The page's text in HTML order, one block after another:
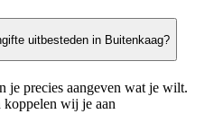
uitbesteden in Buitenkaag?
je precies aangeven wat je wilt.
koppelen wij je aan